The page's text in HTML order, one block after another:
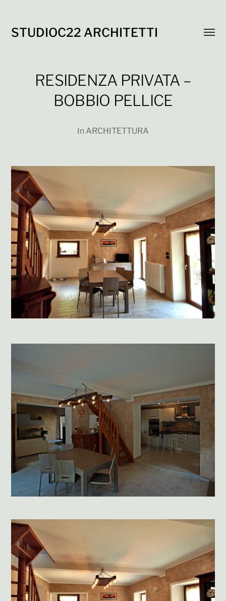
STUDIOC22 ARCHITETTI
RESIDENZA PRIVATA –
BOBBIO PELLICE
In ARCHITETTURA